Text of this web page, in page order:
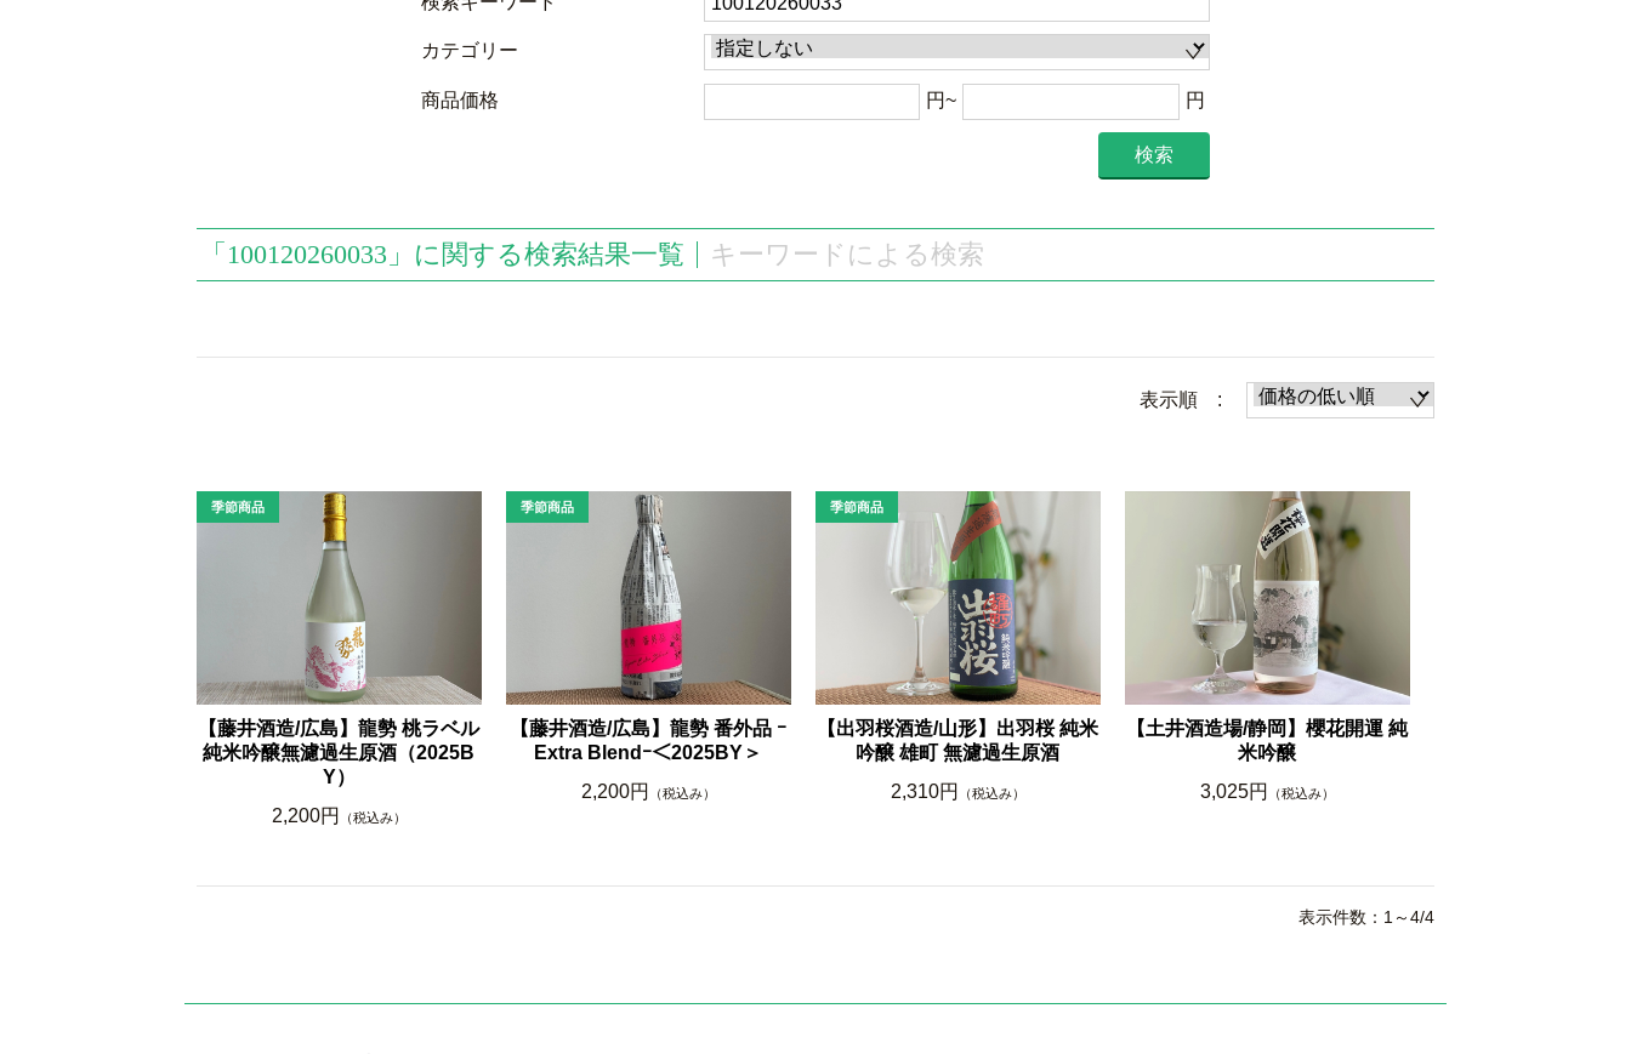
カテゴリー
商品価格 円~ 円
検索
キーワードによる検索
「100120260033」に関する検索結果一覧
表示順 :
【藤井酒造/広島】龍勢 桃ラベル
純米吟醸無濾過生原酒（2025B
Y）
2,200円
（税込み）
【藤井酒造/広島】龍勢 番外品 ｰ
Extra Blendｰ＜2025BY＞
2,200円
（税込み）
【出羽桜酒造/山形】出羽桜 純米
吟醸 雄町 無濾過生原酒
2,310円
（税込み）
【土井酒造場/静岡】櫻花開運 純
米吟醸
3,025円
（税込み）
表示件数：1～4/4